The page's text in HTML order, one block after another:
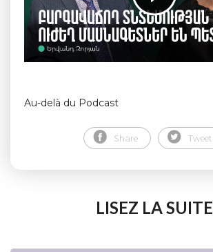
Au-delà du Podcast
Share Tweet
LISEZ LA SUITE